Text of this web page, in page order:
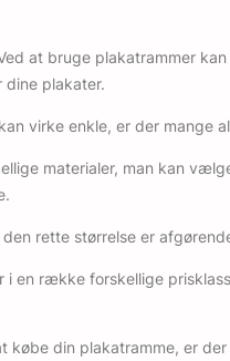
at bruge plakatrammer
dine plakater.
virke enkle, er der
materialer, man kan
rette størrelse er
i en række forskellige
købe din plakatramme, er